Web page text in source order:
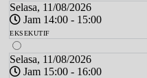
Selasa, 11/08/2026
Jam 14:00 - 15:00
EKSEKUTIF
Selasa, 11/08/2026
Jam 15:00 - 16:00